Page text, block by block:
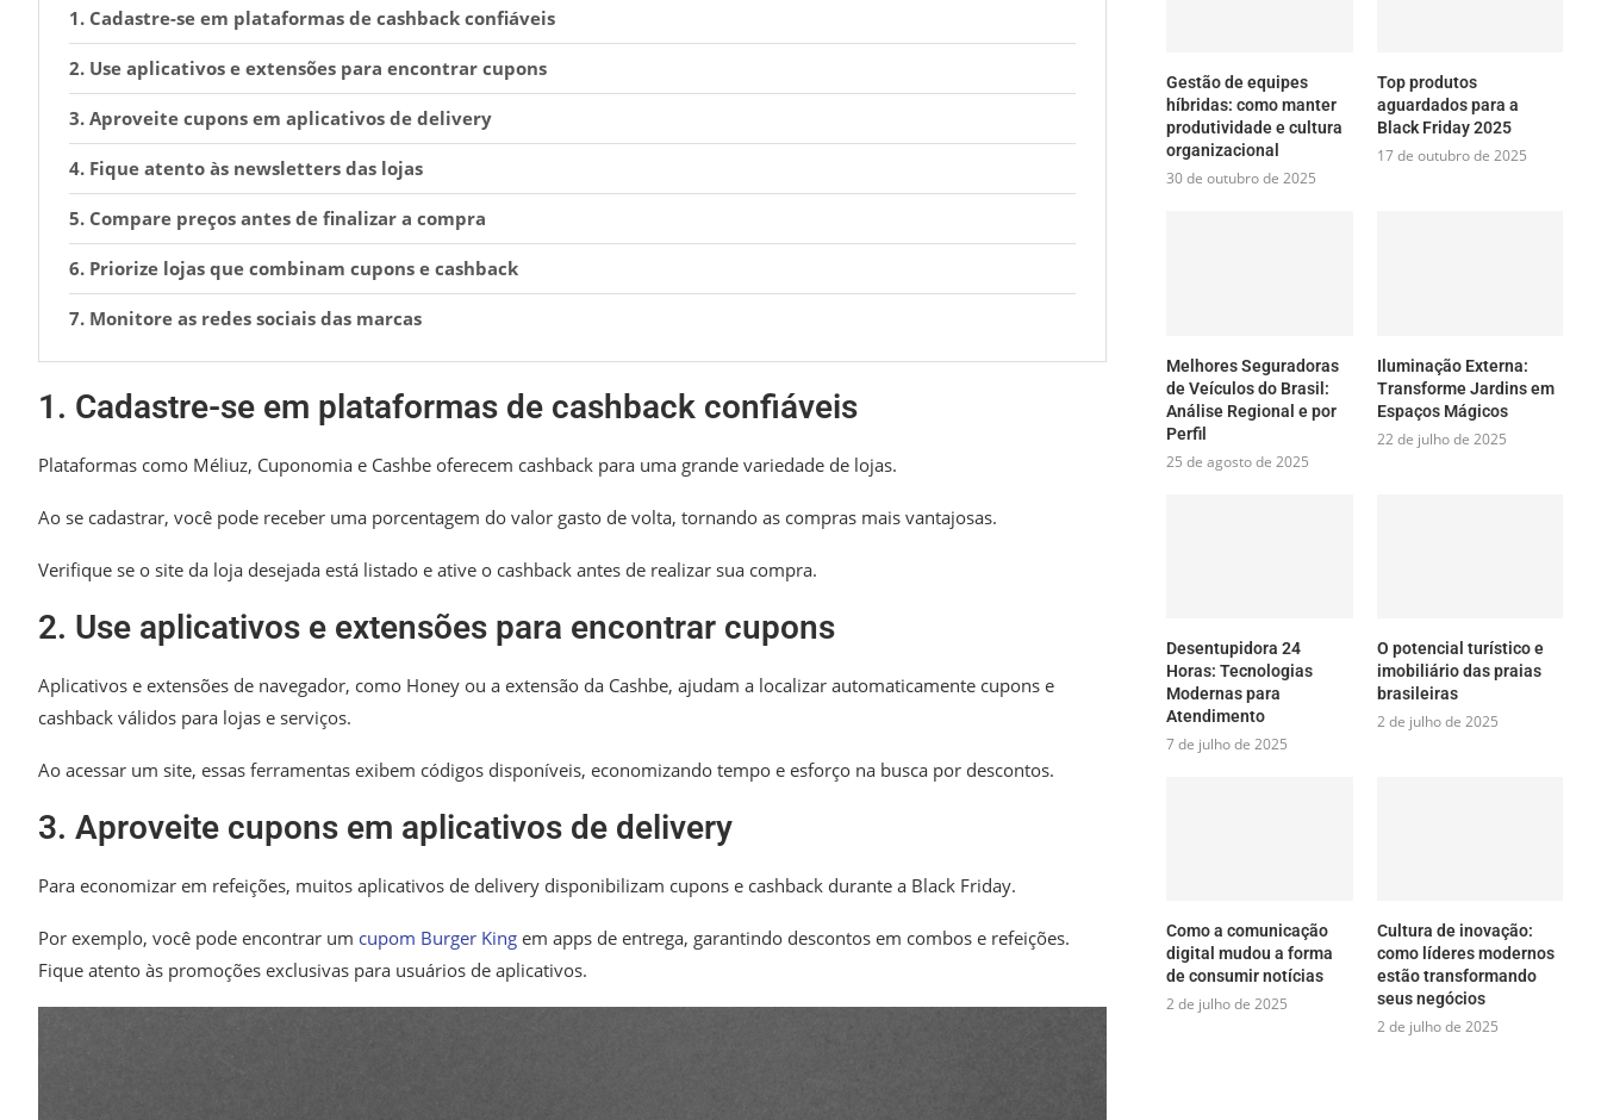
1. Cadastre-se em plataformas de cashback confiáveis
2. Use aplicativos e extensões para encontrar cupons
3. Aproveite cupons em aplicativos de delivery
4. Fique atento às newsletters das lojas
5. Compare preços antes de finalizar a compra
6. Priorize lojas que combinam cupons e cashback
7. Monitore as redes sociais das marcas
1. Cadastre-se em plataformas de cashback confiáveis
Plataformas como Méliuz, Cuponomia e Cashbe oferecem cashback para uma grande variedade de lojas.
Ao se cadastrar, você pode receber uma porcentagem do valor gasto de volta, tornando as compras mais vantajosas.
Verifique se o site da loja desejada está listado e ative o cashback antes de realizar sua compra.
2. Use aplicativos e extensões para encontrar cupons
Aplicativos e extensões de navegador, como Honey ou a extensão da Cashbe, ajudam a localizar automaticamente cupons e
cashback válidos para lojas e serviços.
Ao acessar um site, essas ferramentas exibem códigos disponíveis, economizando tempo e esforço na busca por descontos.
3. Aproveite cupons em aplicativos de delivery
Para economizar em refeições, muitos aplicativos de delivery disponibilizam cupons e cashback durante a Black Friday.
Por exemplo, você pode encontrar um cupom Burger King em apps de entrega, garantindo descontos em combos e refeições.
Fique atento às promoções exclusivas para usuários de aplicativos.
Gestão de equipes
híbridas: como manter
produtividade e cultura
organizacional
30 de outubro de 2025
Top produtos
aguardados para a
Black Friday 2025
17 de outubro de 2025
Melhores Seguradoras
de Veículos do Brasil:
Análise Regional e por
Perfil
25 de agosto de 2025
Iluminação Externa:
Transforme Jardins em
Espaços Mágicos
22 de julho de 2025
Desentupidora 24
Horas: Tecnologias
Modernas para
Atendimento
7 de julho de 2025
O potencial turístico e
imobiliário das praias
brasileiras
2 de julho de 2025
Como a comunicação
digital mudou a forma
de consumir notícias
2 de julho de 2025
Cultura de inovação:
como líderes modernos
estão transformando
seus negócios
2 de julho de 2025